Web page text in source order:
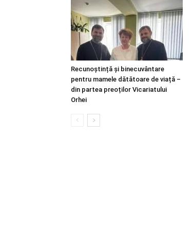
Recunoștință și binecuvântare
pentru mamele dătătoare de viață –
din partea preoților Vicariatului
Orhei